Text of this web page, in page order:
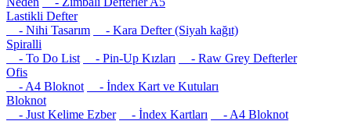
Lastikli Defter
- Nihi Tasarım
- Kara Defter (Siyah kağıt)
Spiralli
- To Do List
- Pin-Up Kızları
- Raw Grey Defterler
Ofis
- A4 Bloknot
- İndex Kart ve Kutuları
Bloknot
- Just Kelime Ezber
- İndex Kartları
- A4 Bloknot